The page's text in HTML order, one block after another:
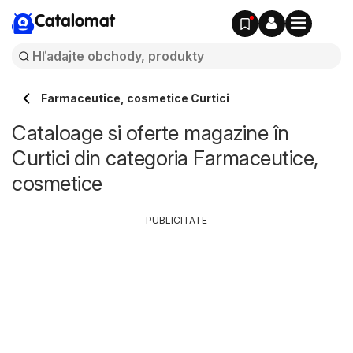
Catalomat
Farmaceutice, cosmetice Curtici
Cataloage si oferte magazine în
Curtici din categoria Farmaceutice,
cosmetice
PUBLICITATE